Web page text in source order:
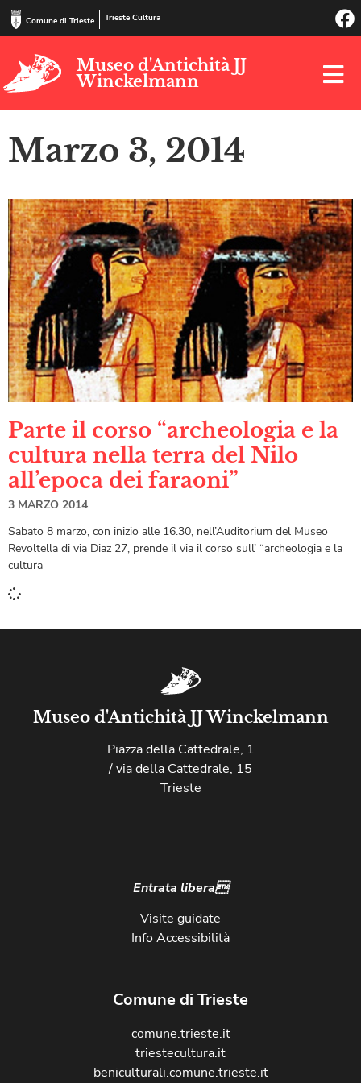
Comune di Trieste Trieste Cultura
Museo d'Antichità JJ
Winckelmann
Marzo 3, 2014
Parte il corso “archeologia e la
cultura nella terra del Nilo
all’epoca dei faraoni”
3 MARZO 2014
Sabato 8 marzo, con inizio alle 16.30, nell’Auditorium del Museo
Revoltella di via Diaz 27, prende il via il corso sull’ “archeologia e la
cultura
Museo d'Antichità JJ Winckelmann
Piazza della Cattedrale, 1
/ via della Cattedrale, 15
Trieste
Entrata libera
Visite guidate
Info Accessibilità
Comune di Trieste
comune.trieste.it
triestecultura.it
beniculturali.comune.trieste.it